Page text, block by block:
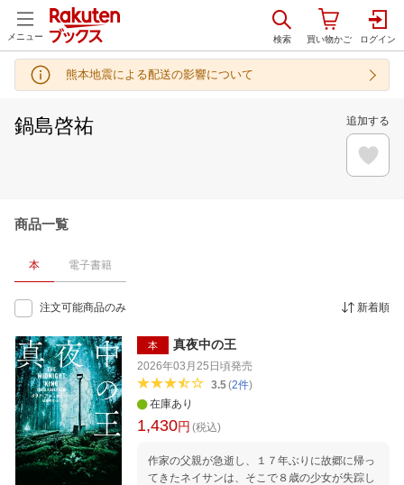
メニュー
熊本地震による配送の影響について
鍋島啓祐 追加する
商品一覧
本 電子書籍
注文可能商品のみ 新着順
本 真夜中の王
2026年03月25日頃発売
3.5(2件)
在庫あり
1,430円 (税込)
作家の父親が急逝し、１７年ぶりに故郷に帰っ
てきたネイサンは、そこで８歳の少女が失踪し